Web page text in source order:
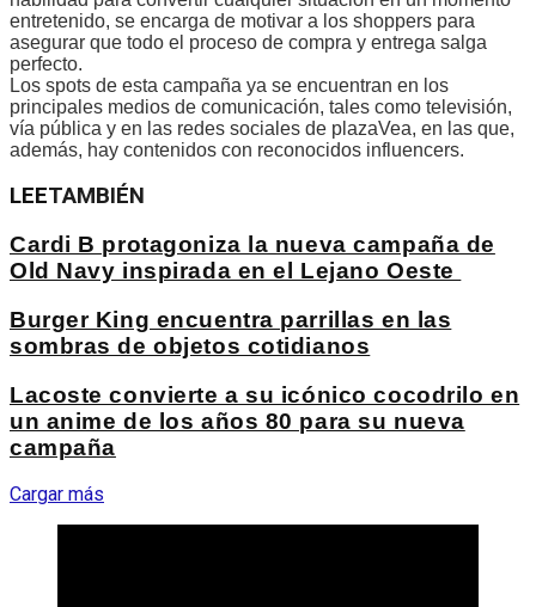
entretenido, se encarga de motivar a los shoppers para
asegurar que todo el proceso de compra y entrega salga
perfecto.
Los spots de esta campaña ya se encuentran en los
principales medios de comunicación, tales como televisión,
vía pública y en las redes sociales de plazaVea, en las que,
además, hay contenidos con reconocidos influencers.
LEETAMBIÉN
Cardi B protagoniza la nueva campaña de
Old Navy inspirada en el Lejano Oeste
Burger King encuentra parrillas en las
sombras de objetos cotidianos
Lacoste convierte a su icónico cocodrilo en
un anime de los años 80 para su nueva
campaña
Cargar más